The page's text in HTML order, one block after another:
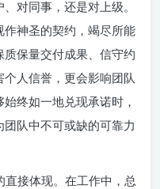
对同事，还是对上级。
神圣的契约，竭尽所能
保量交付成果、信守约
人信誉，更会影响团队
终如一地兑现承诺时，
队中不可或缺的可靠力
直接体现。在工作中，总